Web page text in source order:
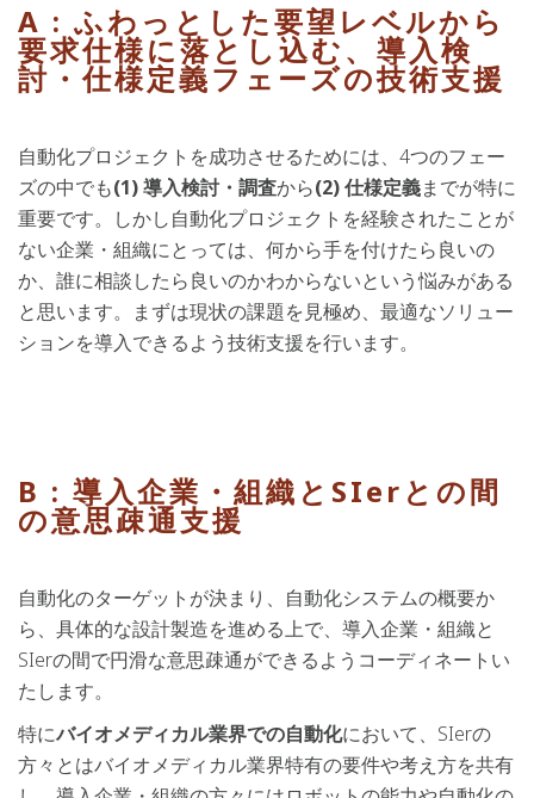
A : ふわっとした要望レベルから
要求仕様に落とし込む、導入検
討・仕様定義フェーズの技術支援
自動化プロジェクトを成功させるためには、4つのフェー
ズの中でも(1) 導入検討・調査から(2) 仕様定義までが特に
重要です。しかし自動化プロジェクトを経験されたことが
ない企業・組織にとっては、何から手を付けたら良いの
か、誰に相談したら良いのかわからないという悩みがある
と思います。まずは現状の課題を見極め、最適なソリュー
ションを導入できるよう技術支援を行います。
B : 導入企業・組織とSIerとの間
の意思疎通支援
自動化のターゲットが決まり、自動化システムの概要か
ら、具体的な設計製造を進める上で、導入企業・組織と
SIerの間で円滑な意思疎通ができるようコーディネートい
たします。
特にバイオメディカル業界での自動化において、SIerの
方々とはバイオメディカル業界特有の要件や考え方を共有